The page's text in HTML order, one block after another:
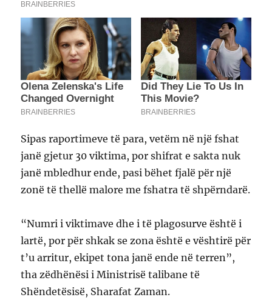
Sipas raportimeve të para, vetëm në një fshat
janë gjetur 30 viktima, por shifrat e sakta nuk
janë mbledhur ende, pasi bëhet fjalë për një
zonë të thellë malore me fshatra të shpërndarë.
“Numri i viktimave dhe i të plagosurve është i
lartë, por për shkak se zona është e vështirë për
t’u arritur, ekipet tona janë ende në terren”,
tha zëdhënësi i Ministrisë talibane të
Shëndetësisë, Sharafat Zaman.